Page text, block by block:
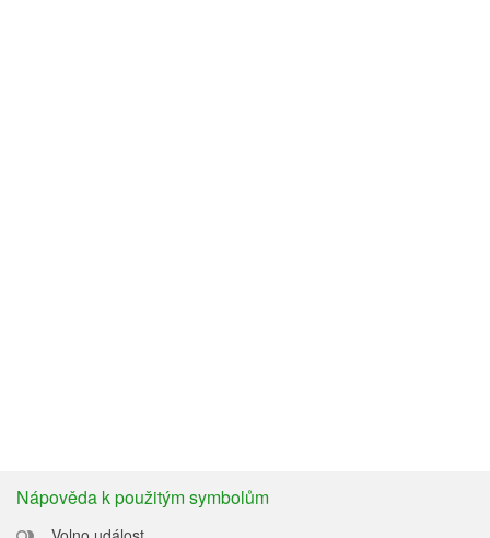
Nápověda k použitým symbolům